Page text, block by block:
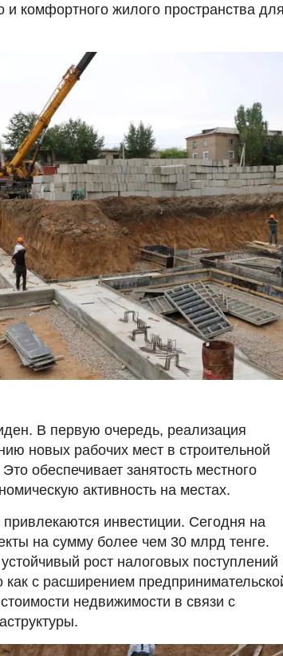
и комфортного жилого пространства для
В первую очередь, реализация
новых рабочих мест в строительной
обеспечивает занятость местного
активность на местах.
инвестиции. Сегодня на
на сумму более чем 30 млрд тенге.
рост налоговых поступлений
с расширением
недвижимости в связи с